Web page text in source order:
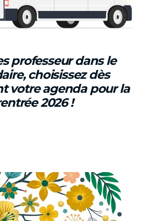
professeur dans le
choisissez dès
votre agenda pour la
2026 !